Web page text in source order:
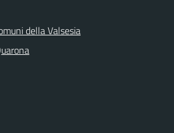
della Valsesia